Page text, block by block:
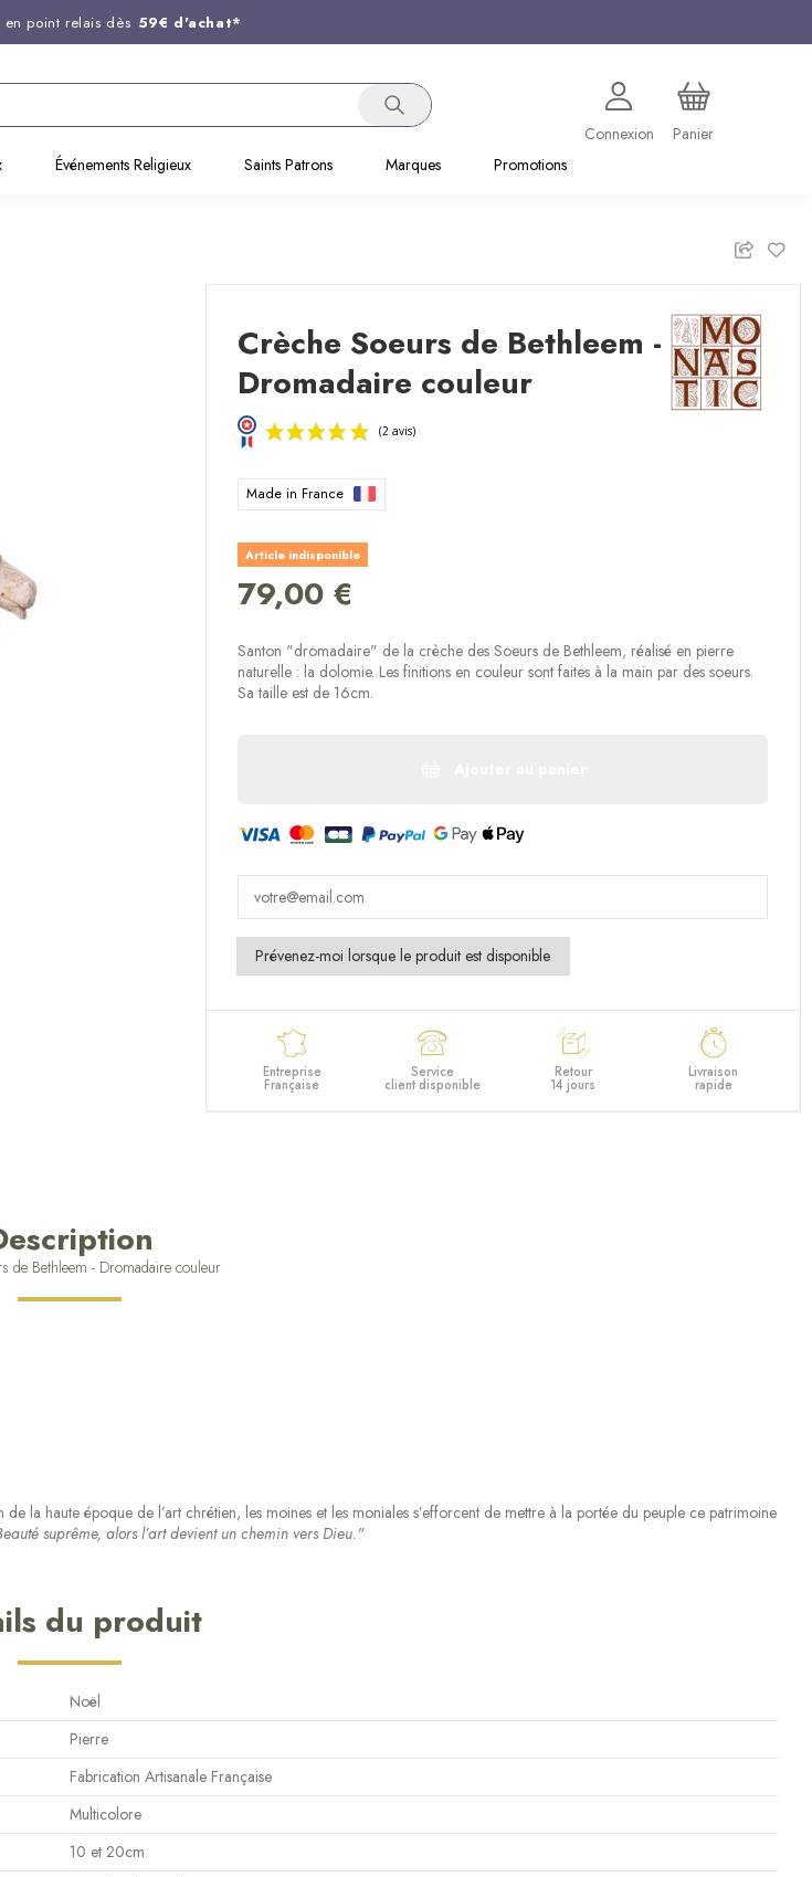
en point relais dès 59€ d'achat*
au
expédition le jour même !
Connexion
Panier
Événements Religieux Saints Patrons Marques Promotions
Crèche Soeurs de Bethleem -
Dromadaire couleur
Made in France
Article indisponible
79,00 €
Santon "dromadaire" de la crèche des Soeurs de Bethleem, réalisé en pierre
naturelle : la dolomie. Les finitions en couleur sont faites à la main par des soeurs.
Sa taille est de 16cm.
Entreprise
Française
Service
client disponible
Retour
14 jours
Livraison
rapide
de Bethleem - Dromadaire couleur
la haute époque de l’art chrétien, les moines et les moniales s’efforcent de mettre à la portée du peuple ce patrimoine
suprême, alors l’art devient un chemin vers Dieu."
du produit
Noël
Pierre
Fabrication Artisanale Française
Multicolore
10 et 20cm